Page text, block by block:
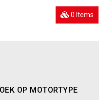
0 Items
OP MOTORTYPE